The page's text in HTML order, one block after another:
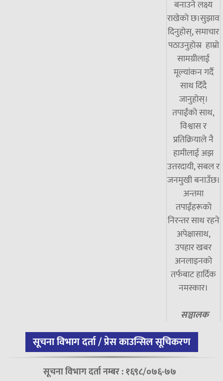
बनाउने लक्ष्य
राखेको छ।सुझाव
दिनुहोस्, समाचार
पठाउनुहोस्र हाम्रो
सामग्रीलाई
मूल्यांकन गर्दै
साथ दिँदै
जानुहोस्।
तपाईंको साथ,
विश्वास र
प्रतिक्रियाले नै
हामीलाई अझ
उत्तरदायी, सबल र
जनमुखी बनाउँछ।
अन्तमा
तपाईंहरूको
निरन्तर साथ रहने
अपेक्षासाथ,
उपहार खबर
अनलाइनको
तर्फबाट हार्दिक
नमस्कार।
सञ्चालक
सूचना विभाग दर्ता / प्रेस काउन्सिल सूचिकरण
सूचना विभाग दर्ता नम्बर : १६९८/०७६-७७